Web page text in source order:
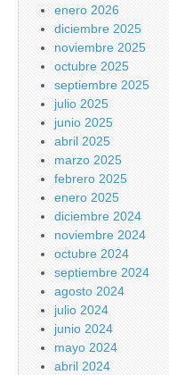
enero 2026
diciembre 2025
noviembre 2025
octubre 2025
septiembre 2025
julio 2025
junio 2025
abril 2025
marzo 2025
febrero 2025
enero 2025
diciembre 2024
noviembre 2024
octubre 2024
septiembre 2024
agosto 2024
julio 2024
junio 2024
mayo 2024
abril 2024